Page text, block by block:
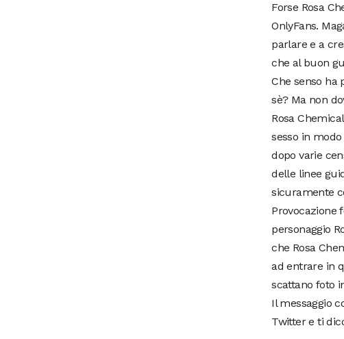
Forse Rosa
OnlyFans.
parlare e a
che al buon
Che senso ha
sè? Ma non
Rosa
sesso in
dopo varie
delle linee
sicuramente
Provocazione
personaggio
che Rosa
ad entrare in
scattano foto
Il messaggio
Twitter e ti